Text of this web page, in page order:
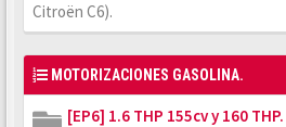
Citroën C6).
MOTORIZACIONES GASOLINA.
[EP6] 1.6 THP 155cv y 160 THP.